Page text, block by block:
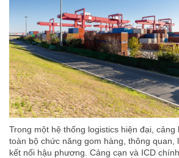
Trong một hệ thống logistics hiện đại, cảng
toàn bộ chức năng gom hàng, thông quan,
kết nối hậu phương. Cảng cạn và ICD